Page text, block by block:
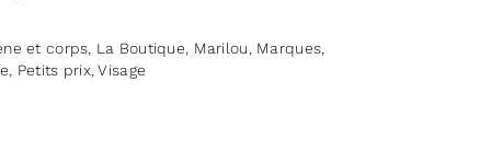
into post a review.
et corps La Boutique Marilou Marques
Petits prix,Visage